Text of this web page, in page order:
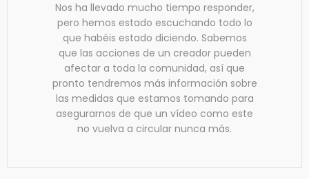
Nos ha llevado mucho tiempo responder,
pero hemos estado escuchando todo lo
que habéis estado diciendo. Sabemos
que las acciones de un creador pueden
afectar a toda la comunidad, así que
pronto tendremos más información sobre
las medidas que estamos tomando para
asegurarnos de que un vídeo como este
no vuelva a circular nunca más.